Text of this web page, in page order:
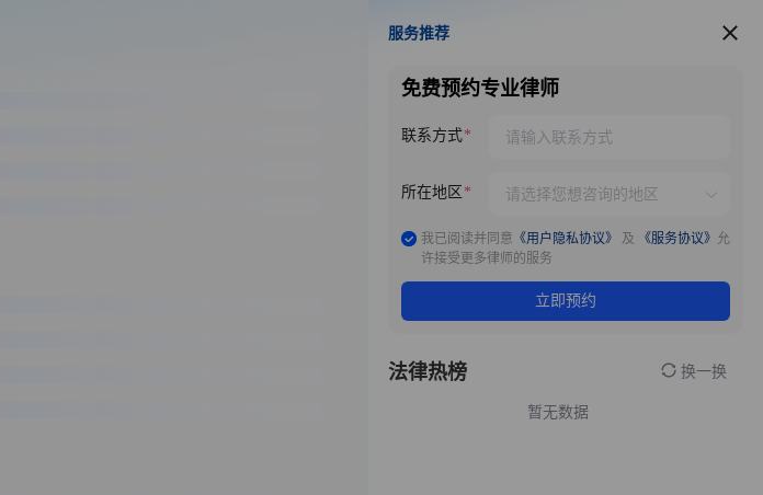
服务推荐
服务推荐
免费预约专业律师
联系方式
所在地区
我已阅读并同意 《用户隐私协议》 及 《服务协议》 允
许接受更多律师的服务
立即预约
法律热榜 换一换
暂无数据